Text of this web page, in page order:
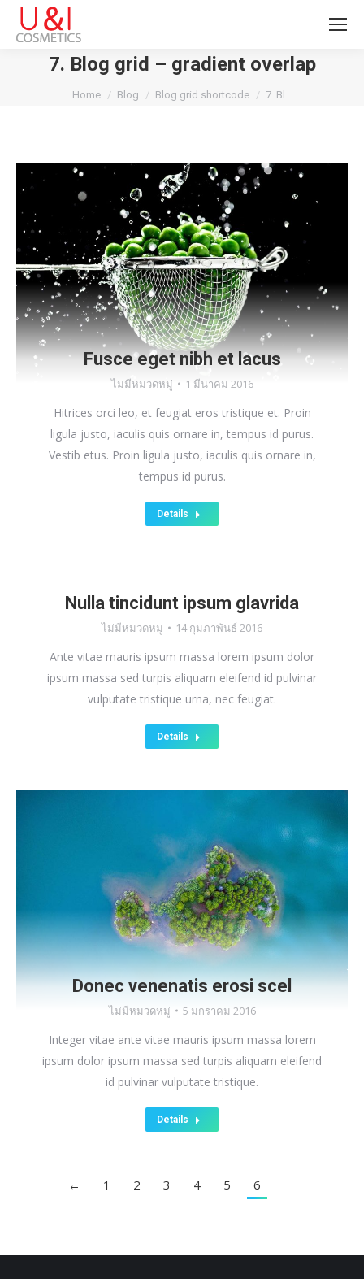
7. Blog grid – gradient overlap
You are here:
Home Blog Blog grid shortcode 7. Bl…
Fusce eget nibh et lacus
ไม่มีหมวดหมู่ 1 มีนาคม 2016
Hitrices orci leo, et feugiat eros tristique et. Proin
ligula justo, iaculis quis ornare in, tempus id purus.
Vestib etus. Proin ligula justo, iaculis quis ornare in,
tempus id purus.
Details
Nulla tincidunt ipsum glavrida
ไม่มีหมวดหมู่ 14 กุมภาพันธ์ 2016
Ante vitae mauris ipsum massa lorem ipsum dolor
ipsum massa sed turpis aliquam eleifend id pulvinar
vulputate tristique urna, nec feugiat.
Details
Donec venenatis erosi scel
ไม่มีหมวดหมู่ 5 มกราคม 2016
Integer vitae ante vitae mauris ipsum massa lorem
ipsum dolor ipsum massa sed turpis aliquam eleifend
id pulvinar vulputate tristique.
Details
← 1 2 3 4 5 6